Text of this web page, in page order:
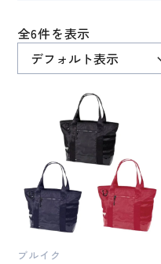
全6件を表示
ブルイク